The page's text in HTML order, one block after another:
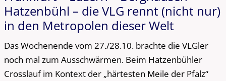
Hatzenbühl – die VLG rennt (nicht nur)
in den Metropolen dieser Welt
Das Wochenende vom 27./28.10. brachte die VLGler
noch mal zum Ausschwärmen. Beim Hatzenbühler
Crosslauf im Kontext der „härtesten Meile der Pfalz“